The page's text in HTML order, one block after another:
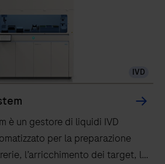
IVD
è un gestore di liquidi IVD
per la preparazione
l’arricchimento dei target, la